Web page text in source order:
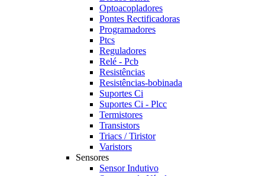
Optoacopladores
Pontes Rectificadoras
Programadores
Ptcs
Reguladores
Relé - Pcb
Resistências
Resistências-bobinada
Suportes Ci
Suportes Ci - Plcc
Termistores
Transistors
Triacs / Tiristor
Varistors
Sensores
Sensor Indutivo